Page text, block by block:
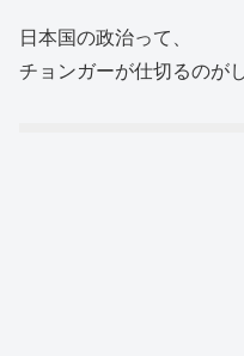
日本国の政治って、
チョンガーが仕切るのが